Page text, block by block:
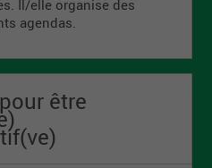
Il/elle organise des
agendas.
être